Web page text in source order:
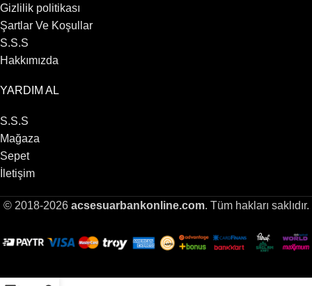
Gizlilik politikası
Şartlar Ve Koşullar
S.S.S
Hakkımızda
YARDIM AL
S.S.S
Mağaza
Sepet
İletişim
© 2018-2026 acsesuarbankonline.com. Tüm hakları saklıdır.